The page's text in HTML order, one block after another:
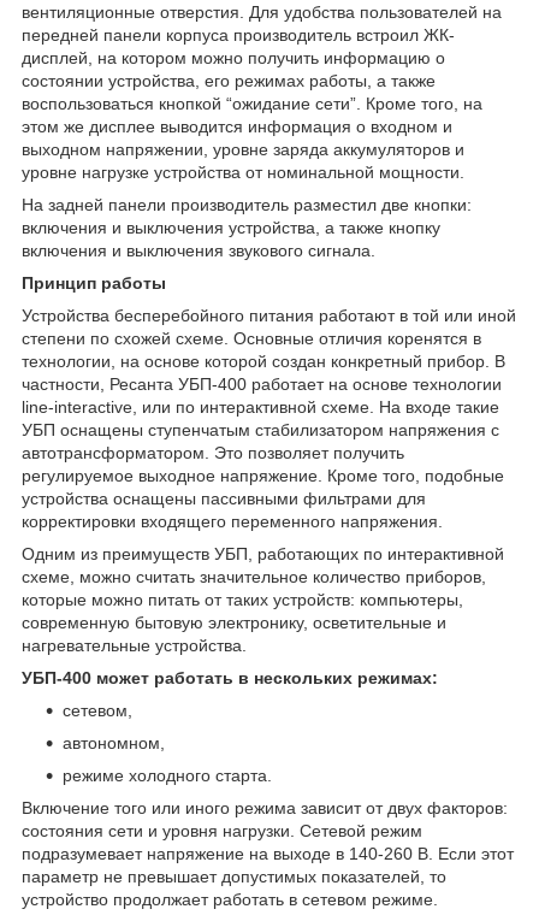
вентиляционные отверстия. Для удобства пользователей на
передней панели корпуса производитель встроил ЖК-
дисплей, на котором можно получить информацию о
состоянии устройства, его режимах работы, а также
воспользоваться кнопкой “ожидание сети”. Кроме того, на
этом же дисплее выводится информация о входном и
выходном напряжении, уровне заряда аккумуляторов и
уровне нагрузке устройства от номинальной мощности.
На задней панели производитель разместил две кнопки:
включения и выключения устройства, а также кнопку
включения и выключения звукового сигнала.
Принцип работы
Устройства бесперебойного питания работают в той или иной
степени по схожей схеме. Основные отличия коренятся в
технологии, на основе которой создан конкретный прибор. В
частности, Ресанта УБП-400 работает на основе технологии
line-interactive, или по интерактивной схеме. На входе такие
УБП оснащены ступенчатым стабилизатором напряжения с
автотрансформатором. Это позволяет получить
регулируемое выходное напряжение. Кроме того, подобные
устройства оснащены пассивными фильтрами для
корректировки входящего переменного напряжения.
Одним из преимуществ УБП, работающих по интерактивной
схеме, можно считать значительное количество приборов,
которые можно питать от таких устройств: компьютеры,
современную бытовую электронику, осветительные и
нагревательные устройства.
УБП-400 может работать в нескольких режимах:
сетевом,
автономном,
режиме холодного старта.
Включение того или иного режима зависит от двух факторов:
состояния сети и уровня нагрузки. Сетевой режим
подразумевает напряжение на выходе в 140-260 В. Если этот
параметр не превышает допустимых показателей, то
устройство продолжает работать в сетевом режиме.